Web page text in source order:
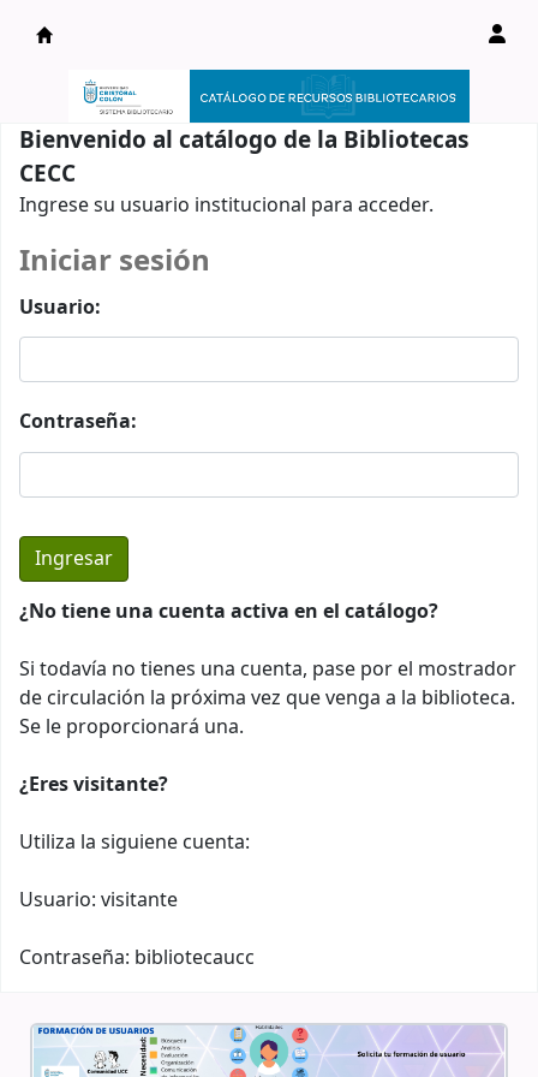
Catálogo en línea
Bienvenido al catálogo de la Bibliotecas
CECC
Ingrese su usuario institucional para acceder.
Iniciar sesión
Usuario:
Contraseña:
¿No tiene una cuenta activa en el catálogo?
Si todavía no tienes una cuenta, pase por el mostrador
de circulación la próxima vez que venga a la biblioteca.
Se le proporcionará una.
¿Eres visitante?
Utiliza la siguiene cuenta:
Usuario: visitante
Contraseña: bibliotecaucc